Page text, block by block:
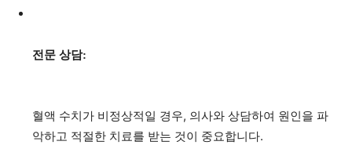
전문 상담:
혈액 수치가 비정상적일 경우, 의사와 상담하여 원인을 파
악하고 적절한 치료를 받는 것이 중요합니다.